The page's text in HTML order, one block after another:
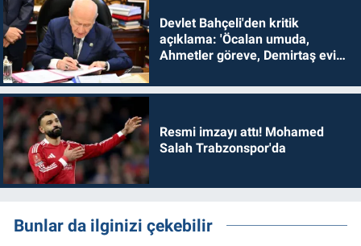
Devlet Bahçeli'den kritik
açıklama: 'Öcalan umuda,
Ahmetler göreve, Demirtaş evine
Resmi imzayı attı! Mohamed
Salah Trabzonspor'da
Bunlar da ilginizi çekebilir